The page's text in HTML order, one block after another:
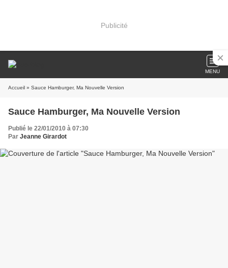
Publicité
MENU
Accueil » Sauce Hamburger, Ma Nouvelle Version
Sauce Hamburger, Ma Nouvelle Version
Publié le 22/01/2010 à 07:30
Par Jeanne Girardot